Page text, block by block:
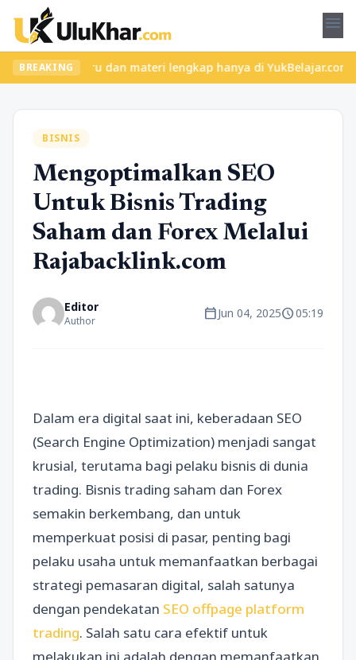
menu
BREAKING
seru dan materi lengkap hanya di YukBelajar.com.
BISNIS
Mengoptimalkan SEO
Untuk Bisnis Trading
Saham dan Forex Melalui
Rajabacklink.com
Editor
Author calendar_todayJun 04, 2025schedule05:19
Dalam era digital saat ini, keberadaan SEO
(Search Engine Optimization) menjadi sangat
krusial, terutama bagi pelaku bisnis di dunia
trading. Bisnis trading saham dan Forex
semakin berkembang, dan untuk
memperkuat posisi di pasar, penting bagi
pelaku usaha untuk memanfaatkan berbagai
strategi pemasaran digital, salah satunya
dengan pendekatan SEO offpage platform
trading. Salah satu cara efektif untuk